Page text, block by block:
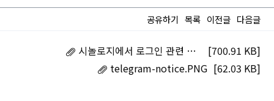
공유하기 목록 이전글 다음글
시놀로지에서 로그인 관련 SMS 알림 상세하게 받기 _ 클리앙.pdf
[700.91 KB]
telegram-notice.PNG [62.03 KB]